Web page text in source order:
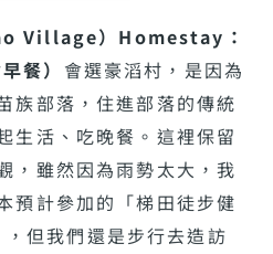
Village）Homestay：
餐） 會選豪滔村，是因為
族部落，住進部落的傳統
生活、吃晚餐。這裡保留
，雖然因為雨勢太大，我
預計參加的「梯田徒步健
但我們還是步行去造訪